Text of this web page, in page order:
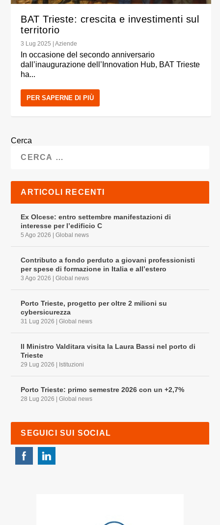
BAT Trieste: crescita e investimenti sul
territorio
3 Lug 2025 |Aziende
In occasione del secondo anniversario
dall’inaugurazione dell’Innovation Hub, BAT Trieste
ha...
PER SAPERNE DI PIÙ
Cerca
ARTICOLI RECENTI
Ex Olcese: entro settembre manifestazioni di
interesse per l’edificio C
5 Ago 2026 |Global news
Contributo a fondo perduto a giovani professionisti
per spese di formazione in Italia e all’estero
3 Ago 2026 |Global news
Porto Trieste, progetto per oltre 2 milioni su
cybersicurezza
31 Lug 2026 |Global news
Il Ministro Valditara visita la Laura Bassi nel porto di
Trieste
29 Lug 2026 Istituzioni
Porto Trieste: primo semestre 2026 con un +2,7%
28 Lug 2026 |Global news
SEGUICI SUI SOCIAL